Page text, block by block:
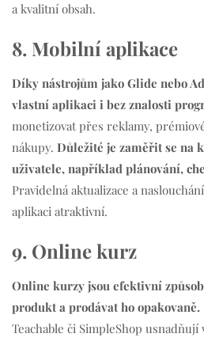
a kvalitní obsah.
8. Mobilní aplikace
Díky nástrojům jako Glide nebo
vlastní aplikaci i bez znalosti
monetizovat přes reklamy,
nákupy. Důležité je zaměřit se na
uživatele, například plánování,
Pravidelná aktualizace a
aplikaci atraktivní.
9. Online kurz
Online kurzy jsou efektivní
produkt a prodávat ho opakovaně.
Teachable či SimpleShop